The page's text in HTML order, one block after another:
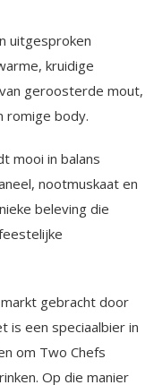
uitgesproken
kruidige
geroosterde mout,
romige body.
mooi in balans
nootmuskaat en
beleving die
gebracht door
is een speciaalbier in
om Two Chefs
Op die manier